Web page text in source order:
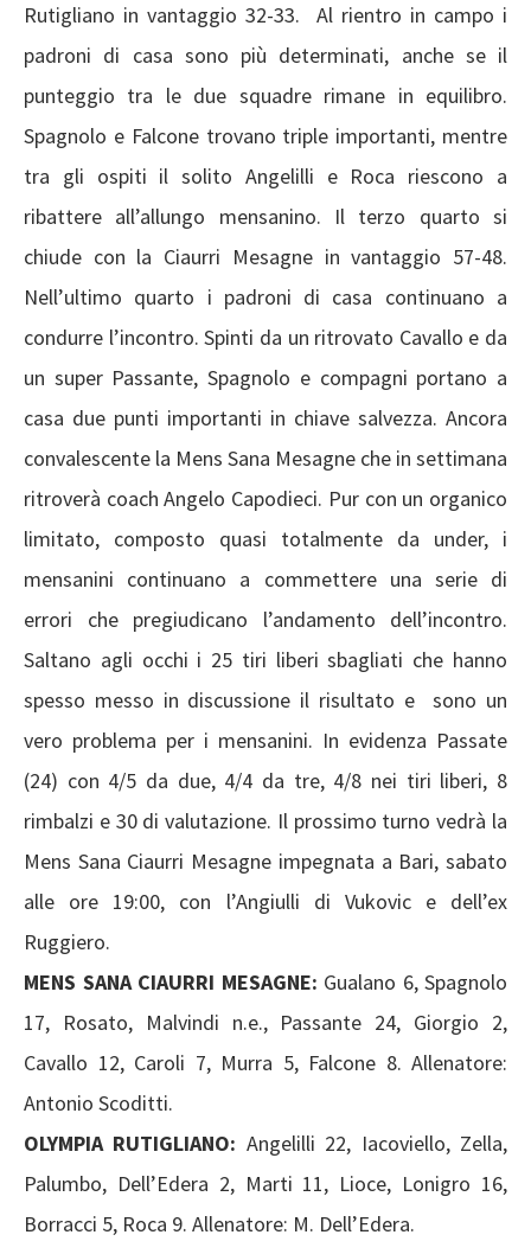
Rutigliano in vantaggio 32-33. Al rientro in campo i
padroni di casa sono più determinati, anche se il
punteggio tra le due squadre rimane in equilibro.
Spagnolo e Falcone trovano triple importanti, mentre
tra gli ospiti il solito Angelilli e Roca riescono a
ribattere all’allungo mensanino. Il terzo quarto si
chiude con la Ciaurri Mesagne in vantaggio 57-48.
Nell’ultimo quarto i padroni di casa continuano a
condurre l’incontro. Spinti da un ritrovato Cavallo e da
un super Passante, Spagnolo e compagni portano a
casa due punti importanti in chiave salvezza. Ancora
convalescente la Mens Sana Mesagne che in settimana
ritroverà coach Angelo Capodieci. Pur con un organico
limitato, composto quasi totalmente da under, i
mensanini continuano a commettere una serie di
errori che pregiudicano l’andamento dell’incontro.
Saltano agli occhi i 25 tiri liberi sbagliati che hanno
spesso messo in discussione il risultato e sono un
vero problema per i mensanini. In evidenza Passate
(24) con 4/5 da due, 4/4 da tre, 4/8 nei tiri liberi, 8
rimbalzi e 30 di valutazione. Il prossimo turno vedrà la
Mens Sana Ciaurri Mesagne impegnata a Bari, sabato
alle ore 19:00, con l’Angiulli di Vukovic e dell’ex
Ruggiero.
MENS SANA CIAURRI MESAGNE: Gualano 6, Spagnolo
17, Rosato, Malvindi n.e., Passante 24, Giorgio 2,
Cavallo 12, Caroli 7, Murra 5, Falcone 8. Allenatore:
Antonio Scoditti.
OLYMPIA RUTIGLIANO: Angelilli 22, Iacoviello, Zella,
Palumbo, Dell’Edera 2, Marti 11, Lioce, Lonigro 16,
Borracci 5, Roca 9. Allenatore: M. Dell’Edera.